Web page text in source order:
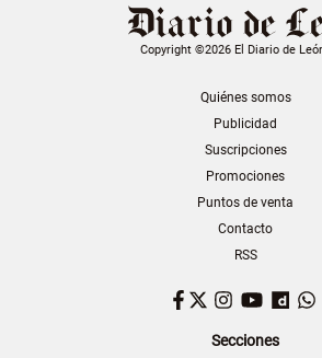
Copyright ©2026 El Diario de
Quiénes somos
Publicidad
Suscripciones
Promociones
Puntos de venta
Contacto
RSS
Facebook
TwitterInstagram
Secciones